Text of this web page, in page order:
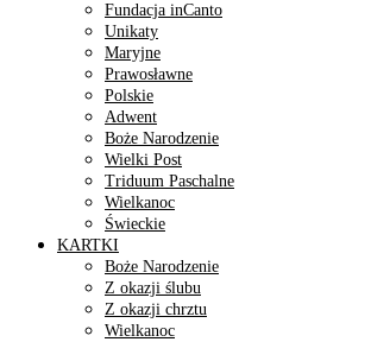
Fundacja inCanto
Unikaty
Maryjne
Prawosławne
Polskie
Adwent
Boże Narodzenie
Wielki Post
Triduum Paschalne
Wielkanoc
Świeckie
KARTKI
Boże Narodzenie
Z okazji ślubu
Z okazji chrztu
Wielkanoc